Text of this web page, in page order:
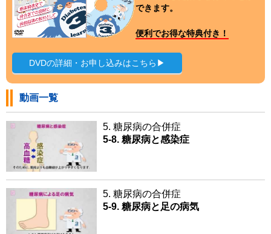
できます。
便利でお得な特典付き！
DVDの詳細・お申し込みはこちら▶
動画一覧
5. 糖尿病の合併症
5-8. 糖尿病と感染症
5. 糖尿病の合併症
5-9. 糖尿病と足の病気